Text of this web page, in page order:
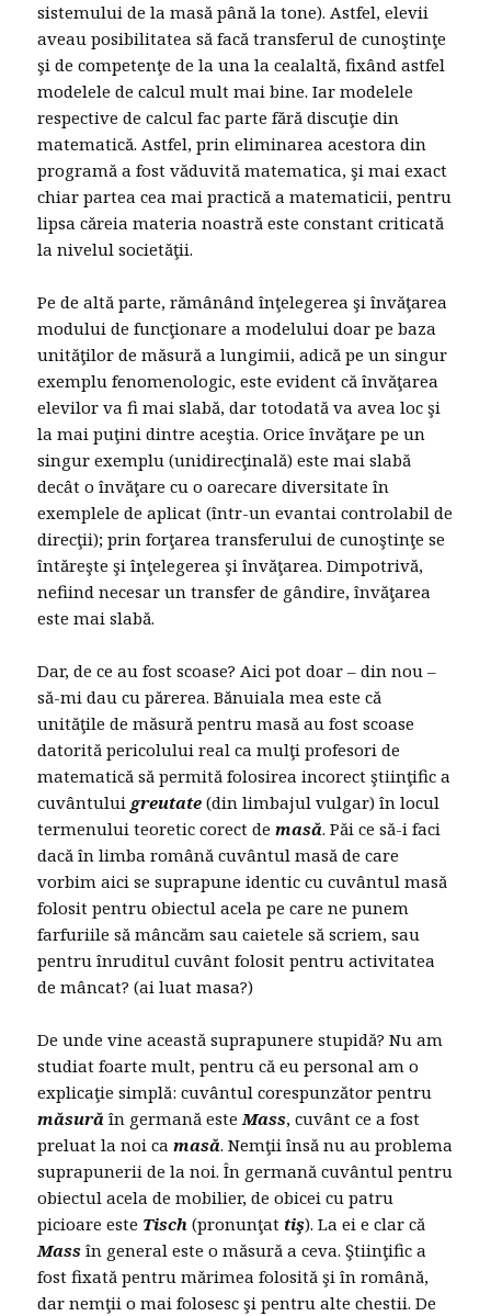
sistemului de la masă până la tone). Astfel, elevii
aveau posibilitatea să facă transferul de cunoştinţe
şi de competenţe de la una la cealaltă, fixând astfel
modelele de calcul mult mai bine. Iar modelele
respective de calcul fac parte fără discuţie din
matematică. Astfel, prin eliminarea acestora din
programă a fost văduvită matematica, şi mai exact
chiar partea cea mai practică a matematicii, pentru
lipsa căreia materia noastră este constant criticată
la nivelul societăţii.
Pe de altă parte, rămânând înţelegerea şi învăţarea
modului de funcţionare a modelului doar pe baza
unităţilor de măsură a lungimii, adică pe un singur
exemplu fenomenologic, este evident că învăţarea
elevilor va fi mai slabă, dar totodată va avea loc şi
la mai puţini dintre aceştia. Orice învăţare pe un
singur exemplu (unidirecţinală) este mai slabă
decât o învăţare cu o oarecare diversitate în
exemplele de aplicat (într-un evantai controlabil de
direcţii); prin forţarea transferului de cunoştinţe se
întăreşte şi înţelegerea şi învăţarea. Dimpotrivă,
nefiind necesar un transfer de gândire, învăţarea
este mai slabă.
Dar, de ce au fost scoase? Aici pot doar – din nou –
să-mi dau cu părerea. Bănuiala mea este că
unităţile de măsură pentru masă au fost scoase
datorită pericolului real ca mulţi profesori de
matematică să permită folosirea incorect ştiinţific a
cuvântuluigreutate (din limbajul vulgar) în locul
termenului teoretic corect demasă. Păi ce să-i faci
dacă în limba română cuvântul masă de care
vorbim aici se suprapune identic cu cuvântul masă
folosit pentru obiectul acela pe care ne punem
farfuriile să mâncăm sau caietele să scriem, sau
pentru înruditul cuvânt folosit pentru activitatea
de mâncat? (ai luat masa?)
De unde vine această suprapunere stupidă? Nu am
studiat foarte mult, pentru că eu personal am o
explicaţie simplă: cuvântul corespunzător pentru
măsură în germană esteMass, cuvânt ce a fost
preluat la noi camasă. Nemţii însă nu au problema
suprapunerii de la noi. În germană cuvântul pentru
obiectul acela de mobilier, de obicei cu patru
picioare este Tisch (pronunţat tiş). La ei e clar că
Mass în general este o măsură a ceva. Ştiinţific a
fost fixată pentru mărimea folosită şi în română,
dar nemţii o mai folosesc şi pentru alte chestii. De